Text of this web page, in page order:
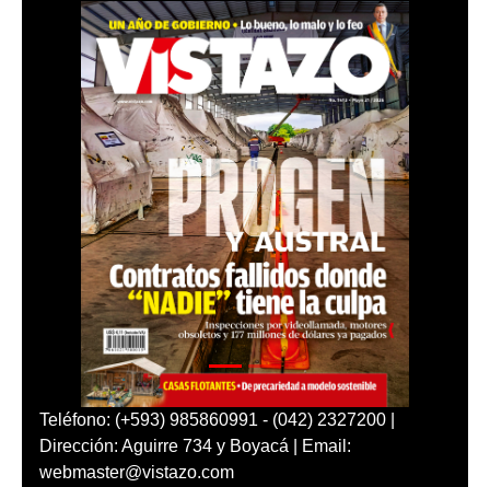
Teléfono: (+593) 985860991 - (042) 2327200 |
Dirección: Aguirre 734 y Boyacá | Email:
webmaster@vistazo.com